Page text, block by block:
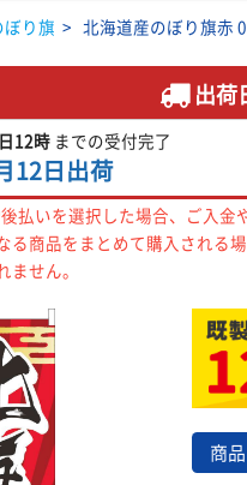
り旗 > 北海道産のぼり旗赤
出荷
12時 までの受付完了
12日出荷
払いを選択した場合、ご入金
商品をまとめて購入される
せん。
商品